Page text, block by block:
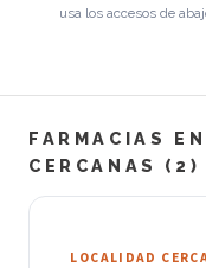
usa los accesos de
FARMACIAS
CERCANAS (2)
LOCALIDAD